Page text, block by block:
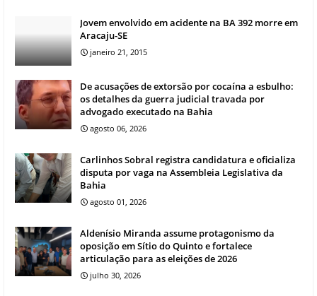
Jovem envolvido em acidente na BA 392 morre em
Aracaju-SE
janeiro 21, 2015
De acusações de extorsão por cocaína a esbulho:
os detalhes da guerra judicial travada por
advogado executado na Bahia
agosto 06, 2026
Carlinhos Sobral registra candidatura e oficializa
disputa por vaga na Assembleia Legislativa da
Bahia
agosto 01, 2026
Aldenísio Miranda assume protagonismo da
oposição em Sítio do Quinto e fortalece
articulação para as eleições de 2026
julho 30, 2026